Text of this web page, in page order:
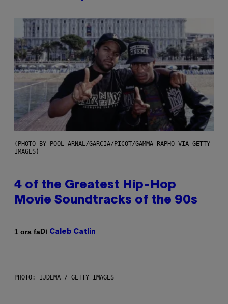
(PHOTO BY POOL ARNAL/GARCIA/PICOT/GAMMA-RAPHO VIA GETTY
IMAGES)
4 of the Greatest Hip-Hop
Movie Soundtracks of the 90s
1 ora faDi Caleb Catlin
PHOTO: IJDEMA / GETTY IMAGES